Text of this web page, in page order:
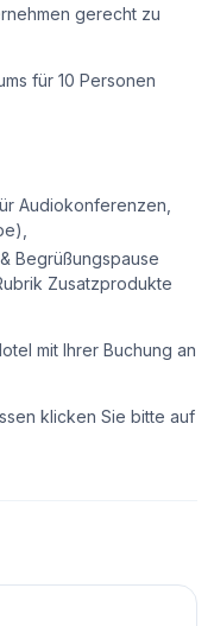
gerecht zu
für 10 Personen
Audiokonferenzen,
Begrüßungspause
Zusatzprodukte
mit Ihrer Buchung an
klicken Sie bitte auf